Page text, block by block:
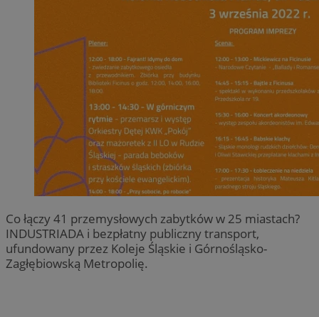
Co łączy 41 przemysłowych zabytków w 25 miastach?
INDUSTRIADA i bezpłatny publiczny transport,
ufundowany przez Koleje Śląskie i Górnośląsko-
Zagłębiowską Metropolię.